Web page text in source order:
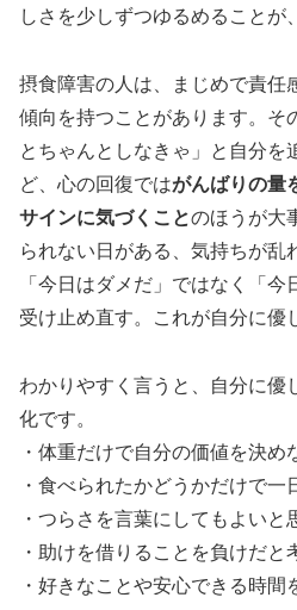
しさを少しずつゆるめることが
摂食障害の人は、まじめで責任
傾向を持つことがあります。そ
とちゃんとしなきゃ」と自分を
ど、心の回復ではがんばりの量
サインに気づくことのほうが大
られない日がある、気持ちが乱
「今日はダメだ」ではなく「
受け止め直す。これが自分に優
わかりやすく言うと、自分に優
化です。
・体重だけで自分の価値を決め
・食べられたかどうかだけで一
・つらさを言葉にしてもよいと
・助けを借りることを負けだと
・好きなことや安心できる時間